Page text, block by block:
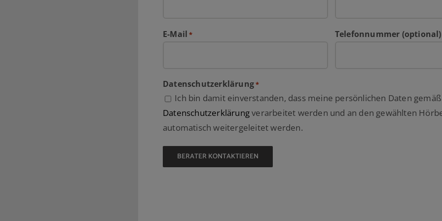
E-Mail * Telefonnummer (optional)
Datenschutzerklärung*
Ich bin damit einverstanden, dass meine persönlichen Daten
Datenschutzerklärungverarbeitet werden und an den gewählten
automatisch weitergeleitet werden.